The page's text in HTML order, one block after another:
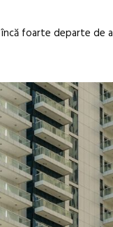
foarte departe de a